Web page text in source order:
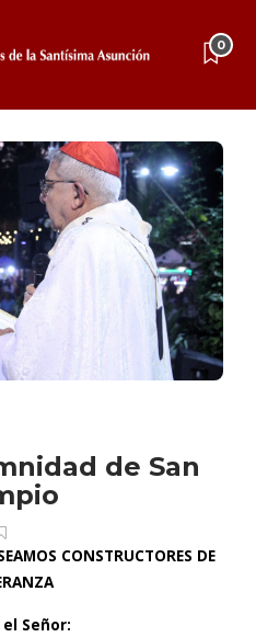
0
de San
CONSTRUCTORES DE
Señor: